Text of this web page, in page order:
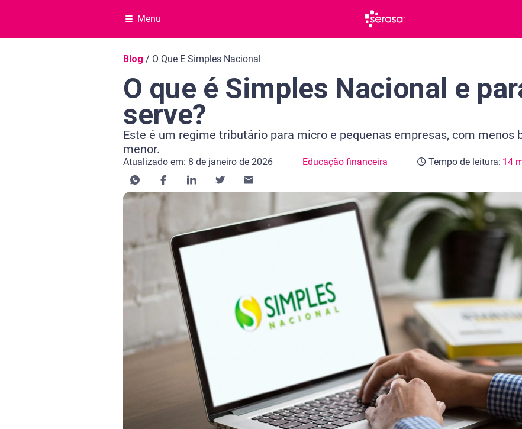
Menu
Navegação do blog
Blog / O Que E Simples Nacional
O que é Simples Nacional e
serve?
Este é um regime tributário para micro e pequenas empresas, com menos
menor.
Atualizado em: 8 de janeiro de 2026 Educação financeira
Categoria Educação financeira Tempo de leitura: 14
Tempo de leitura: 14 minutos